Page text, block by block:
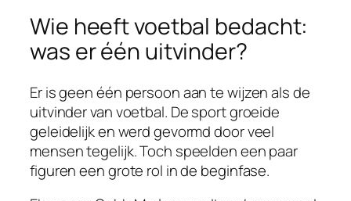
Wie heeft voetbal bedacht:
was er één uitvinder?
Er is geen één persoon aan te wijzen als de
uitvinder van voetbal. De sport groeide
geleidelijk en werd gevormd door veel
mensen tegelijk. Toch speelden een paar
figuren een grote rol in de beginfase.